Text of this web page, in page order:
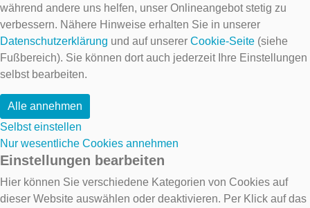
während andere uns helfen, unser Onlineangebot stetig zu
verbessern. Nähere Hinweise erhalten Sie in unserer
Datenschutzerklärung und auf unserer Cookie-Seite (siehe
Fußbereich). Sie können dort auch jederzeit Ihre Einstellungen
selbst bearbeiten.
Alle annehmen
Selbst einstellen
Nur wesentliche Cookies annehmen
Einstellungen bearbeiten
Hier können Sie verschiedene Kategorien von Cookies auf
dieser Website auswählen oder deaktivieren. Per Klick auf das